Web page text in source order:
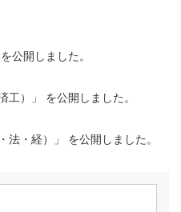
公開しました。
工）」 を公開しました。
法・経）」 を公開しました。